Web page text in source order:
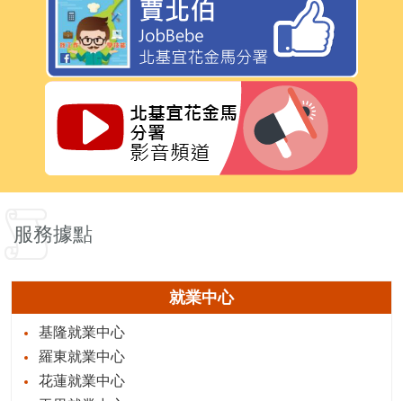
服務據點
就業中心
基隆就業中心
羅東就業中心
花蓮就業中心